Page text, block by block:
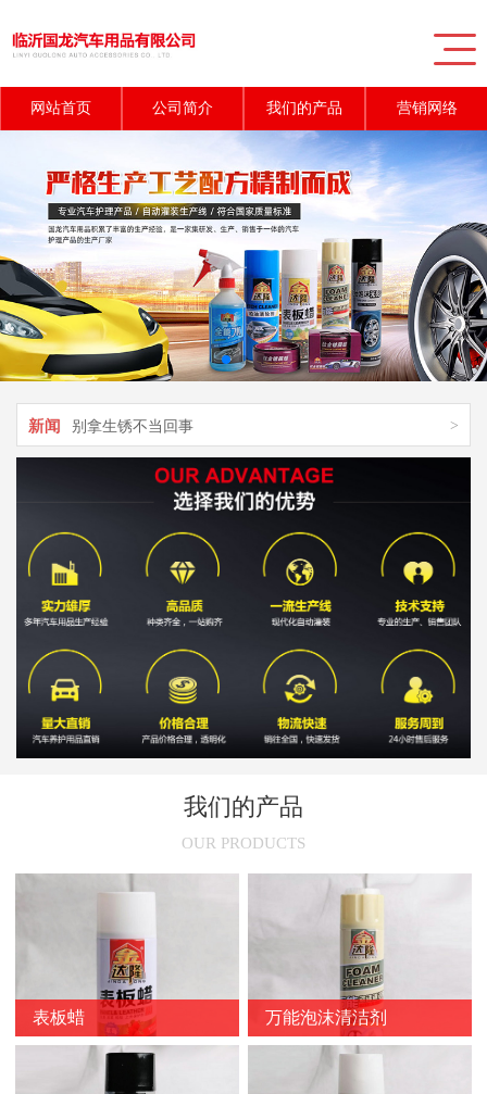
网站首页 公司简介 我们的产品 营销网络
新闻 告诉你汽车上的秘密功能 >
新闻 不容忽视汽车常见故障处理方法 >
新闻 别拿生锈不当回事 >
常见汽车用品摆放误区
这三种汽车用品早该禁止使用了
新闻 汽车保养要注意什么?汽车保养常识分享 >
我们的产品
OUR PRODUCTS
表板蜡 万能泡沫清洁剂